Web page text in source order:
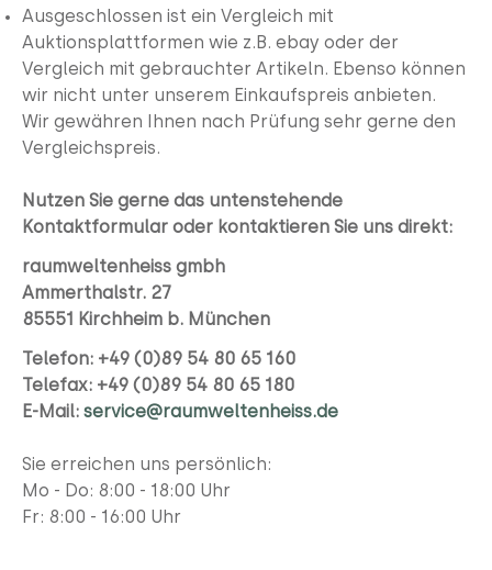
Ausgeschlossen ist ein Vergleich mit
Auktionsplattformen wie z.B. ebay oder der
Vergleich mit gebrauchter Artikeln. Ebenso können
wir nicht unter unserem Einkaufspreis anbieten.
Wir gewähren Ihnen nach Prüfung sehr gerne den
Vergleichspreis.
Nutzen Sie gerne das untenstehende
Kontaktformular oder kontaktieren Sie uns direkt:
raumweltenheiss gmbh
Ammerthalstr. 27
85551 Kirchheim b. München
Telefon: +49 (0)89 54 80 65 160
Telefax: +49 (0)89 54 80 65 180
E-Mail: service@raumweltenheiss.de
Sie erreichen uns persönlich:
Mo - Do: 8:00 - 18:00 Uhr
Fr: 8:00 - 16:00 Uhr